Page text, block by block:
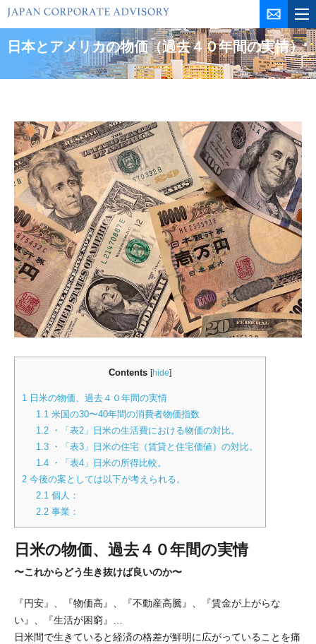
コ
日本とアメリカの物価（過去４０年間の実情）
Contents [hide]
1 日米の物価、過去４０年間の実情
1.1米国の30〜40年間の消費者物価指数
1.2・「表2」日米の生活費における物価の対比。
1.3・「表3」日米の住宅（賃貸と住宅価値）の対比。
1.4・「表4」日米の所得比較。
2 今後の案としては以下が考えられる。
2.1個人：
2.2事業：
日米の物価、 過去４０年間の実情
〜これからどう生き抜けば良いのか〜
『円安』、『物価高』、『不動産高騰』、『賃金が上がらな
い』、『生活が困窮』…
日米間で生きていると経済の格差が鮮明に広がっていることを痛